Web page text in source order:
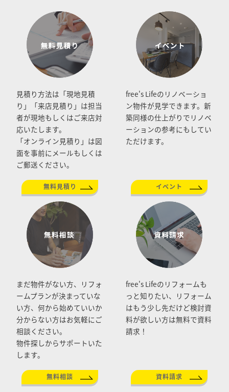
見積り方法は「現地見積
り」「来店見積り」は担当
者が現地もしくはご来店対
応いたします。
「オンライン見積り」は図
面を事前にメールもしくは
ご郵送ください。
無料見積り
free's Lifeのリノベーショ
ン物件が見学できます。新
築同様の仕上がりでリノベ
ーションの参考にもしてい
ただけます。
イベント
まだ物件がない方、リフォ
ームプランが決まっていな
い方、何から始めていいか
分からない方はお気軽にご
相談ください。
物件探しからサポートいた
します。
無料相談
free's Lifeのリフォームも
っと知りたい、リフォーム
はもう少し先だけど検討資
料が欲しい方は無料で資料
請求！
資料請求